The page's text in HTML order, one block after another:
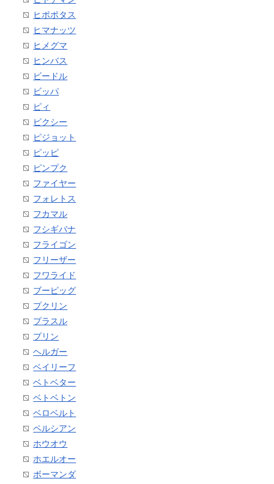
ヒポポタス
ヒマナッツ
ヒメグマ
ヒンバス
ビードル
ビッパ
ピィ
ピクシー
ピジョット
ピッピ
ピンプク
ファイヤー
フォレトス
フカマル
フシギバナ
フライゴン
フリーザー
フワライド
ブーピッグ
プクリン
プラスル
プリン
ヘルガー
ベイリーフ
ベトベター
ベトベトン
ベロベルト
ペルシアン
ホウオウ
ホエルオー
ボーマンダ